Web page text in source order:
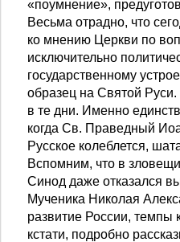
«поумнение»,
Весьма отрадно, что
ко мнению Церкви по
исключительно
государственному
образец на Святой
в те дни. Именно
когда Св. Праведный
Русское колеблется,
Вспомним, что в
Синод даже отказался
Мученика Николая
развитие России, темпы
кстати, подробно